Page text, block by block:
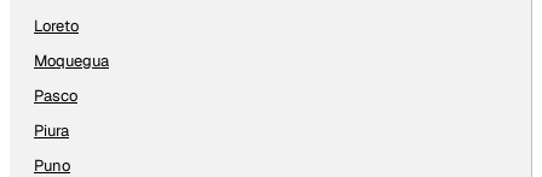
Loreto
Moquegua
Pasco
Piura
Puno